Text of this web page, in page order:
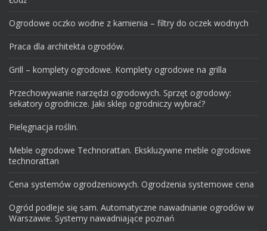
Ogrodowe oczko wodne z kamienia – filtry do oczek wodnych
Praca dla architekta ogrodów.
Grill – komplety ogrodowe. Komplety ogrodowe na grilla
Przechowywanie narzędzi ogrodowych. Sprzęt ogrodowy:
sekatory ogrodnicze. Jaki sklep ogrodniczy wybrać?
Pielęgnacja roślin.
Meble ogrodowe Technorattan. Ekskluzywne meble ogrodowe
technorattan
Cena systemów ogrodzeniowych. Ogrodzenia systemowe cena
Ogród podleje się sam. Automatyczne nawadnianie ogrodów w
Warszawie. Systemy nawadniające poznań